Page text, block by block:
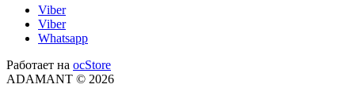
Viber
Viber
Whatsapp
Работает на ocStore
ADAMANT © 2026